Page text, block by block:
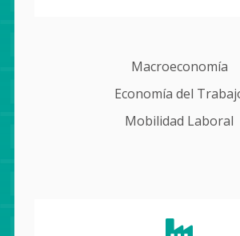
Macroeconomía
Economía del
Mobilidad Laboral